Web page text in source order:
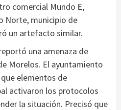
comercial Mundo E,
Norte, municipio de
un artefacto similar.
una amenaza de
Morelos. El ayuntamiento
elementos de
activaron los protocolos
la situación. Precisó que